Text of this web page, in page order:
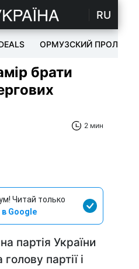
RU
ОРМУЗСКИЙ ПРОЛИВ
брати
2 мин
Читай только
в Google
партія України
партії і